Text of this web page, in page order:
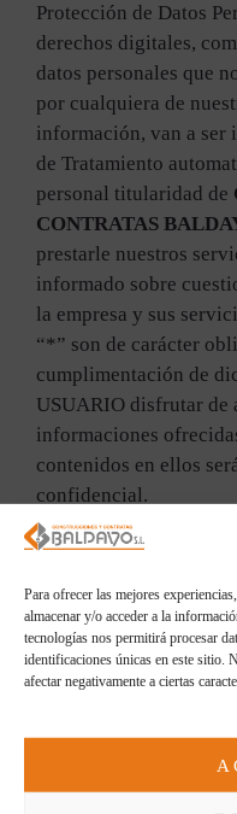
Para ofrecer las mejores
almacenar y/o acceder a la
tecnologías nos permitirá procesar
identificaciones únicas en este sitio.
afectar negativamente a ciertas
Protección de Datos
derechos digitales,
datos personales que
por cualquiera de
información, van a ser
de Tratamiento
personal titularidad de
CONTRATAS
prestarle nuestros
informado sobre
la empresa y sus
“*” son de carácter
cumplimentación de
USUARIO disfrutar de
informaciones
contenidos en ellos
confidencial.
CONSTRUCCIONES
S.L.
cumple
materia de protección
con los compromisos
su actividad.
CONSTRUCCIONES
ha adoptado las
mantener el nivel de